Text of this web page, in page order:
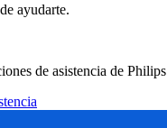
ayudarte.
de asistencia de Philips